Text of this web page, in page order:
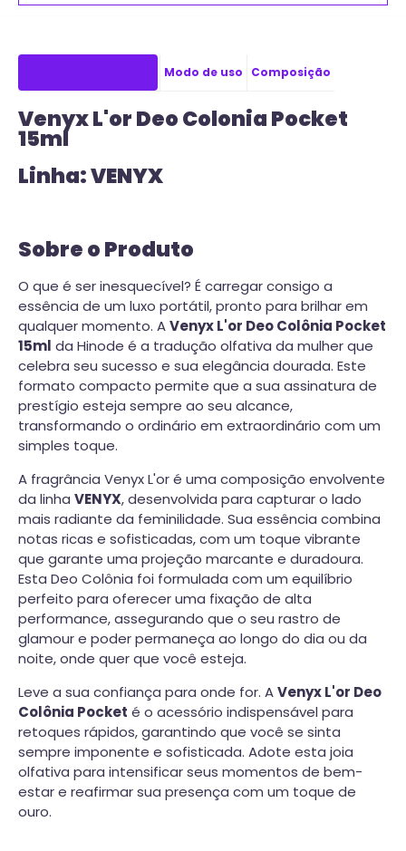
Modo de uso Composição
Venyx L'or Deo Colonia Pocket
15ml
Linha: VENYX
Sobre o Produto
O que é ser inesquecível? É carregar consigo a
essência de um luxo portátil, pronto para brilhar em
qualquer momento. AVenyx L'or Deo Colônia Pocket
15ml da Hinode é a tradução olfativa da mulher que
celebra seu sucesso e sua elegância dourada. Este
formato compacto permite que a sua assinatura de
prestígio esteja sempre ao seu alcance,
transformando o ordinário em extraordinário com um
simples toque.
A fragrância Venyx L'or é uma composição envolvente
da linha VENYX, desenvolvida para capturar o lado
mais radiante da feminilidade. Sua essência combina
notas ricas e sofisticadas, com um toque vibrante
que garante uma projeção marcante e duradoura.
Esta Deo Colônia foi formulada com um equilíbrio
perfeito para oferecer uma fixação de alta
performance, assegurando que o seu rastro de
glamour e poder permaneça ao longo do dia ou da
noite, onde quer que você esteja.
Leve a sua confiança para onde for. AVenyx L'or Deo
Colônia Pocket é o acessório indispensável para
retoques rápidos, garantindo que você se sinta
sempre imponente e sofisticada. Adote esta joia
olfativa para intensificar seus momentos de bem-
estar e reafirmar sua presença com um toque de
ouro.